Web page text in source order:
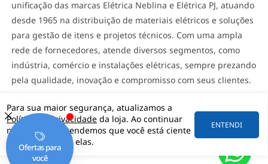
Para sua maior segurança, atualizamos a
Política de Privacidade da loja. Ao continuar
navegando, entendemos que você está ciente
e de acordo com elas.
ENTENDI
unificação das marcas Elétrica Neblina e Elétrica PJ, atuando
desde 1965 na distribuição de materiais elétricos e soluções
para gestão de itens e projetos técnicos. Com uma ampla
rede de fornecedores, atende diversos segmentos, como
indústria, comércio e instalações elétricas, sempre prezando
pela qualidade, inovação e compromisso com seus clientes.
INSTITUCIONAL
DÚVIDAS
ATENDIMENTO